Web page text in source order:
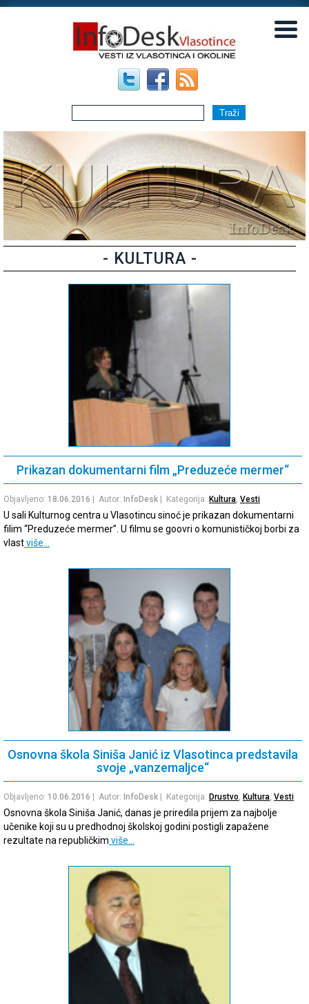
- KULTURA -
Prikazan dokumentarni film „Preduzeće mermer“
Objavljeno: 18.06.2016 | Autor: InfoDesk | Kategorija: Kultura, Vesti
U sali Kulturnog centra u Vlasotincu sinoć je prikazan dokumentarni
filim “Preduzeće mermer”. U filmu se goovri o komunističkoj borbi za
vlastviše…
Osnovna škola Siniša Janić iz Vlasotinca predstavila
svoje „vanzemaljce“
Objavljeno: 10.06.2016 | Autor: InfoDesk | Kategorija: Drustvo, Kultura, Vesti
Osnovna škola Siniša Janić, danas je priredila prijem za najbolje
učenike koji su u predhodnoj školskoj godini postigli zapažene
rezultate na republičkim više…